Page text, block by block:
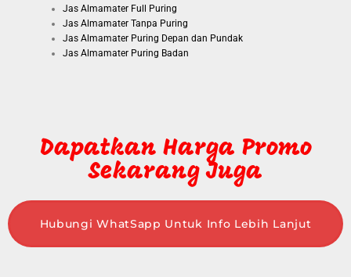
Jas Almamater Full Puring
Jas Almamater Tanpa Puring
Jas Almamater Puring Depan dan Pundak
Jas Almamater Puring Badan
Dapatkan Harga Promo
Sekarang Juga
Hubungi WhatSapp Untuk Info Lebih Lanjut